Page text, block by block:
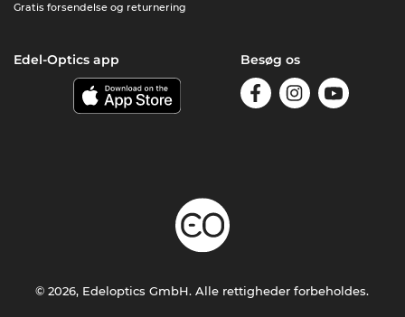
Gratis forsendelse og returnering
Edel-Optics app Besøg os
© 2026, Edeloptics GmbH. Alle rettigheder forbeholdes.